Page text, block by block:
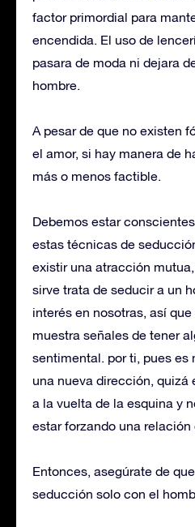
factor primordial para
encendida. El uso de
pasara de moda ni dejara
hombre.
A pesar de que no existen
el amor, si hay manera de
más o menos factible.
Debemos estar
estas técnicas de
existir una atracción
sirve trata de seducir a un
interés en nosotras, así
muestra señales de tener
sentimental. por ti, pues es
una nueva dirección, quizá
a la vuelta de la esquina y
estar forzando una relación
Entonces, asegúrate de
seducción solo con el